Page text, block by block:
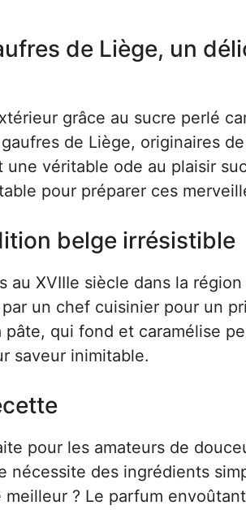
de Liège, un
grâce au sucre perlé
de Liège, originaires
véritable ode au plaisir
pour préparer ces
belge irrésistible
XVIIIe siècle dans la
un chef cuisinier pour un
qui fond et caramélise
saveur inimitable.
pour les amateurs de
nécessite des ingrédients
? Le parfum